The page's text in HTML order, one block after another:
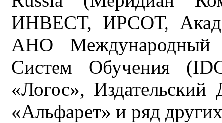
ИНВЕСТ, ИРСОТ,
АНО Международный
Систем Обучения
«Логос»,
«Альфарет» и ряд